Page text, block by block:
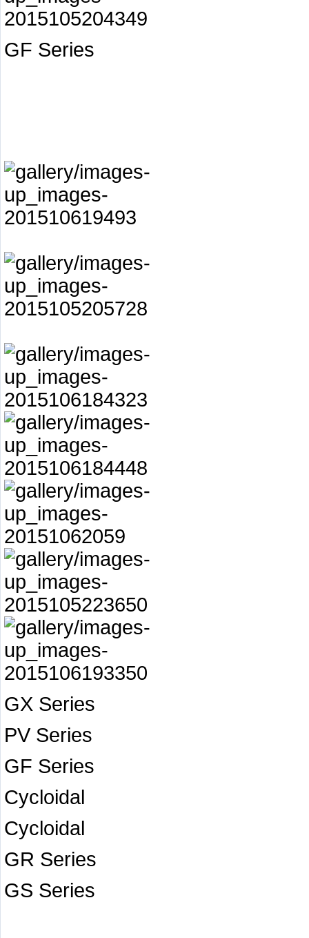
GF Series
GX Series
PV Series
GF Series
Cycloidal
Cycloidal
GR Series
GS Series